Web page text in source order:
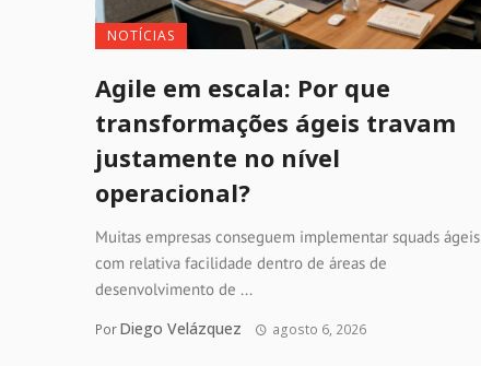
NOTÍCIAS
Agile em escala: Por que
transformações ágeis travam
justamente no nível
operacional?
Muitas empresas conseguem implementar squads ágeis
com relativa facilidade dentro de áreas de
desenvolvimento de ...
PorDiego Velázquez agosto 6, 2026